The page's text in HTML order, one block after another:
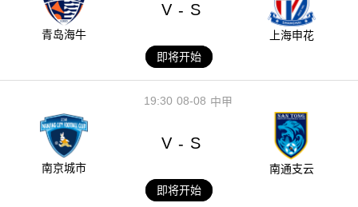
青岛海牛
V - S
上海申花
即将开始
08-08
19:30 中甲
南京城市
V - S
南通支云
即将开始